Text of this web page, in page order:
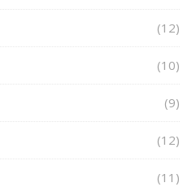
(12)
(10)
(9)
(12)
(11)